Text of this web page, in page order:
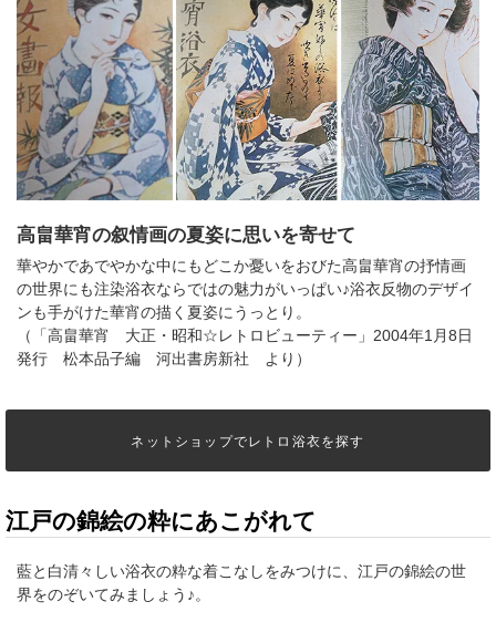
高畠華宵の叙情画の夏姿に思いを寄せて
華やかであでやかな中にもどこか憂いをおびた高畠華宵の抒情画
の世界にも注染浴衣ならではの魅力がいっぱい♪浴衣反物のデザイ
ンも手がけた華宵の描く夏姿にうっとり。
（「高畠華宵 大正・昭和☆レトロビューティー」2004年1月8日
発行 松本品子編 河出書房新社 より）
ネットショップでレトロ浴衣を探す
江戸の錦絵の粋にあこがれて
藍と白清々しい浴衣の粋な着こなしをみつけに、江戸の錦絵の世
界をのぞいてみましょう♪。